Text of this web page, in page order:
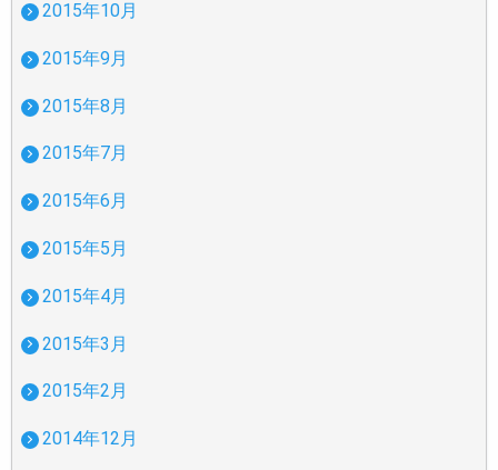
2015年10月
2015年9月
2015年8月
2015年7月
2015年6月
2015年5月
2015年4月
2015年3月
2015年2月
2014年12月